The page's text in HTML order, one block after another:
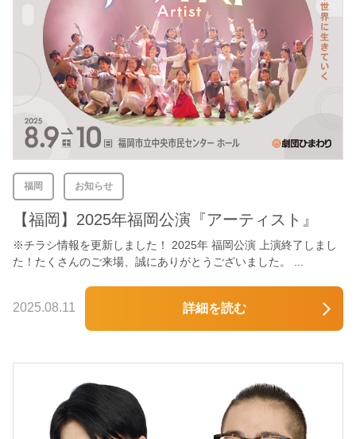
福岡 お知らせ
【福岡】2025年福岡公演『アーティスト』
※チラシ情報を更新しました！ 2025年 福岡公演 上演終了しまし
た！たくさんのご来場、誠にありがとうございました。 ...
2025.08.11 詳細を読む